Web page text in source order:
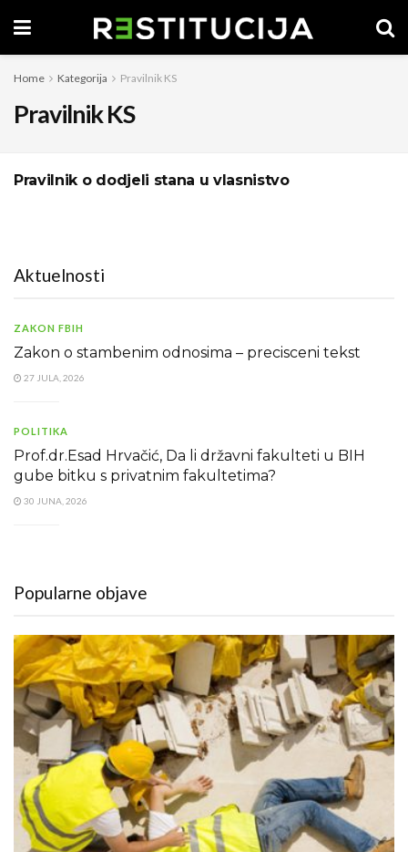
Home Kategorija Pravilnik KS
Pravilnik KS
Pravilnik o dodjeli stana u vlasnistvo
Aktuelnosti
ZAKON FBIH
Zakon o stambenim odnosima – precisceni tekst
27 JULA, 2026
POLITIKA
Prof.dr.Esad Hrvačić, Da li državni fakulteti u BIH
gube bitku s privatnim fakultetima?
30 JUNA, 2026
Popularne objave